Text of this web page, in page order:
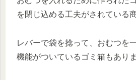
を閉じ込める工夫がされている
レバーで袋を捻って、おむつを
機能がついているゴミ箱もありま